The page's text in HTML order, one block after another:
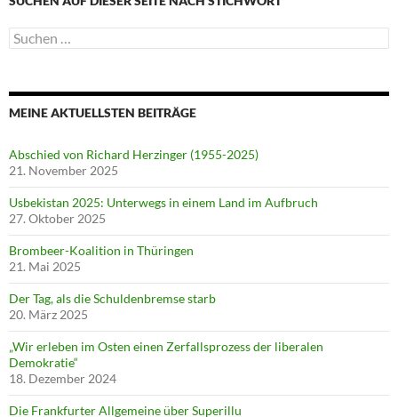
Suche
nach:
MEINE AKTUELLSTEN BEITRÄGE
Abschied von Richard Herzinger (1955-2025)
21. November 2025
Usbekistan 2025: Unterwegs in einem Land im Aufbruch
27. Oktober 2025
Brombeer-Koalition in Thüringen
21. Mai 2025
Der Tag, als die Schuldenbremse starb
20. März 2025
„Wir erleben im Osten einen Zerfallsprozess der liberalen
Demokratie“
18. Dezember 2024
Die Frankfurter Allgemeine über Superillu